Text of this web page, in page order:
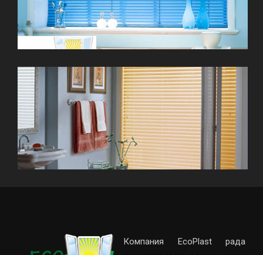
Компания EcoPlast рада